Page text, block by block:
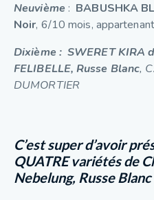
Neuvième : BABUSHKA
Noir, 6/10 mois,
Dixième : SWERET KIRA
FELIBELLE, Russe Blanc,
DUMORTIER
C’est super d’avoir
QUATRE variétés de
Nebelung, Russe